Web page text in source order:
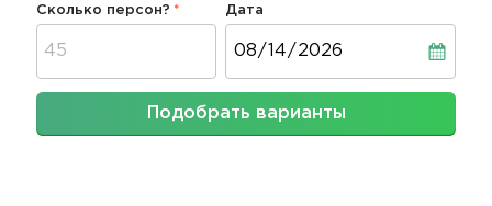
Сколько персон? Дата
Подобрать варианты